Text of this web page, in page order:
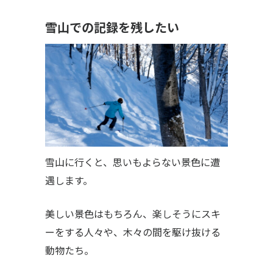
雪山での記録を残したい
雪山に行くと、思いもよらない景色に遭
遇します。
美しい景色はもちろん、楽しそうにスキ
ーをする人々や、木々の間を駆け抜ける
動物たち。